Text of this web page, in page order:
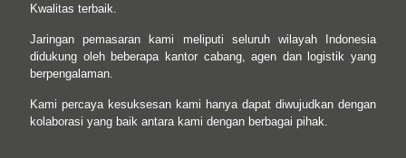
Kwalitas terbaik.
Jaringan pemasaran kami meliputi seluruh wilayah Indonesia
didukung oleh beberapa kantor cabang, agen dan logistik yang
berpengalaman.
Kami percaya kesuksesan kami hanya dapat diwujudkan dengan
kolaborasi yang baik antara kami dengan berbagai pihak.